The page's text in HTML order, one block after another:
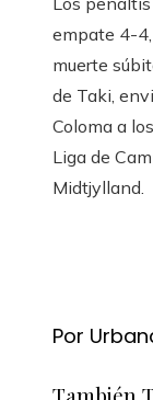
empate 4-
muerte
de Taki,
Coloma a
Liga de
Midtjylland.
Por